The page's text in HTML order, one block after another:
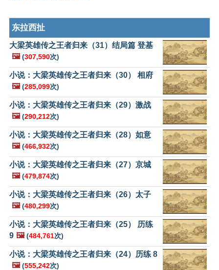
东拉西扯
大梁英雄传之王者归来（31）结局篇 登基
🖼️ (307,590次)
小说：大梁英雄传之王者归来（30） 相府
🖼️ (285,099次)
小说：大梁英雄传之王者归来（29）激战
🖼️ (290,212次)
小说：大梁英雄传之王者归来（28）如意
🖼️ (466,932次)
小说：大梁英雄传之王者归来（27）京城
🖼️ (479,874次)
小说：大梁英雄传之王者归来（26）太子
🖼️ (480,299次)
小说：大梁英雄传之王者归来（25） 历练
9 🖼️ (484,761次)
小说：大梁英雄传之王者归来（24）历练 8
🖼️ (555,242次)